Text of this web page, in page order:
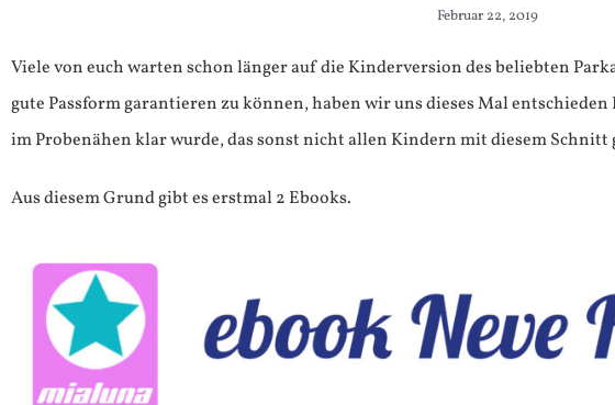
Februar 22, 2019
Viele von euch warten schon länger auf die Kinderversion des beliebten
gute Passform garantieren zu können, haben wir uns dieses Mal
im Probenähen klar wurde, das sonst nicht allen Kindern mit diesem Schnitt
Aus diesem Grund gibt es erstmal 2 Ebooks.